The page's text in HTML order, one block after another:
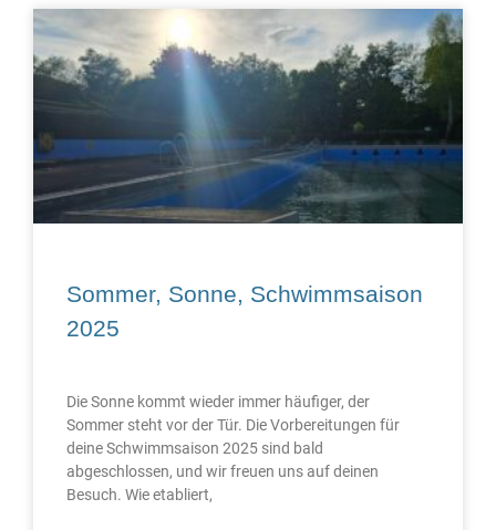
Sommer, Sonne, Schwimmsaison
2025
Die Sonne kommt wieder immer häufiger, der
Sommer steht vor der Tür. Die Vorbereitungen für
deine Schwimmsaison 2025 sind bald
abgeschlossen, und wir freuen uns auf deinen
Besuch. Wie etabliert,